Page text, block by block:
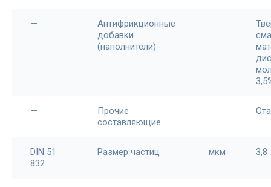
—
Антифрикционные
добавки
(наполнители)
—
Прочие
составляющие
DIN 51
832
Размер частиц мкм 3,8